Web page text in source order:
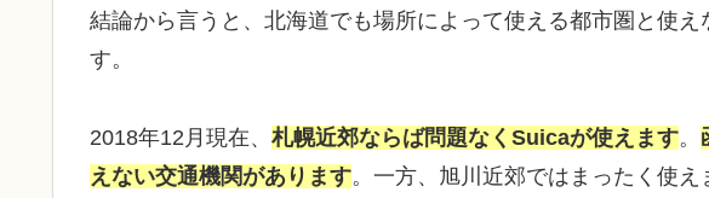
結論から言うと、北海道でも場所によって使える都市圏と使
す。
2018年12月現在、 札幌近郊ならば問題なくSuicaが使えます。
えない交通機関があります。一方、旭川近郊ではまったく使え